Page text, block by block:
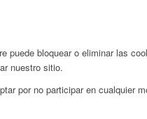
bloquear o eliminar las
nuestro sitio.
por no participar en cualquier